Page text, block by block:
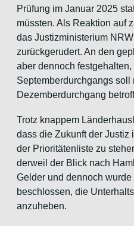
Prüfung im Januar 2025
müssten. Als Reaktion auf
das Justizministerium
zurückgerudert. An den
aber dennoch festgehalten,
Septemberdurchgangs soll
Dezemberdurchgang
Trotz knappem
dass die Zukunft der Justiz
der Prioritätenliste zu
derweil der Blick nach
Gelder und dennoch wurde
beschlossen, die
anzuheben.